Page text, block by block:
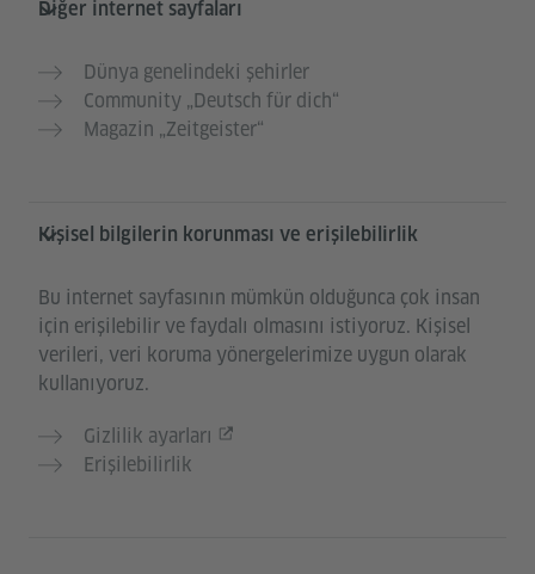
Diğer internet sayfaları
Dünya genelindeki şehirler
Community „Deutsch für dich“
Magazin „Zeitgeister“
Kişisel bilgilerin korunması ve erişilebilirlik
Bu internet sayfasının mümkün olduğunca çok insan
için erişilebilir ve faydalı olmasını istiyoruz. Kişisel
verileri, veri koruma yönergelerimize uygun olarak
kullanıyoruz.
Gizlilik ayarları
Erişilebilirlik